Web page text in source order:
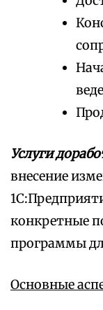
Услуги
внесение
конкретные
программы
Основные